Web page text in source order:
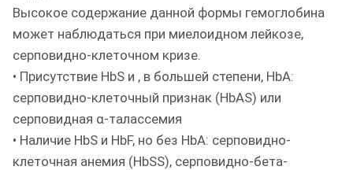
Высокое содержание данной формы гемоглобина
может наблюдаться при миелоидном лейкозе,
серповидно-клеточном кризе.
• Присутствие HbS и , в большей степени, HbA:
серповидно-клеточный признак (HbAS) или
серповидная α-талассемия
• Наличие HbS и HbF, но без HbA: серповидно-
клеточная анемия (HbSS), серповидно-бета-